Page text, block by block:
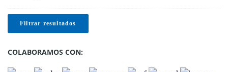
Filtrar resultados
COLABORAMOS CON: